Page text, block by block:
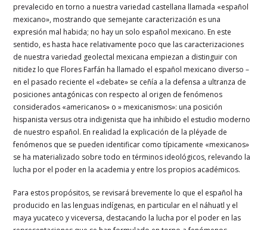
prevalecido en torno a nuestra variedad castellana llamada «español
mexicano», mostrando que semejante caracterización es una
expresión mal habida; no hay un solo español mexicano. En este
sentido, es hasta hace relativamente poco que las caracterizaciones
de nuestra variedad geolectal mexicana empiezan a distinguir con
nitidez lo que Flores Farfán ha llamado el español mexicano diverso –
en el pasado reciente el «debate» se ceñía a la defensa a ultranza de
posiciones antagónicas con respecto al origen de fenómenos
considerados «americanos» o » mexicanismos»: una posición
hispanista versus otra indigenista que ha inhibido el estudio moderno
de nuestro español. En realidad la explicación de la pléyade de
fenómenos que se pueden identificar como típicamente «mexicanos»
se ha materializado sobre todo en términos ideológicos, relevando la
lucha por el poder en la academia y entre los propios académicos.
Para estos propósitos, se revisará brevemente lo que el español ha
producido en las lenguas indígenas, en particular en el náhuatl y el
maya yucateco y viceversa, destacando la lucha por el poder en las